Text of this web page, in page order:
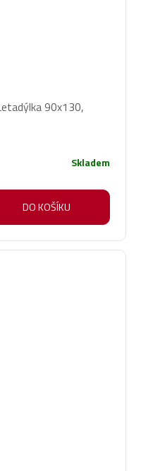
90x130,
Skladem
DO KOŠÍKU